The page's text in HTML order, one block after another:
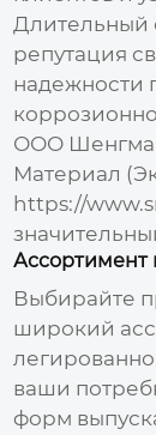
Длительный
репутация
надежности
ООО
Материал
https://
Ассортимент
Выбирайте
широкий
ваши
форм